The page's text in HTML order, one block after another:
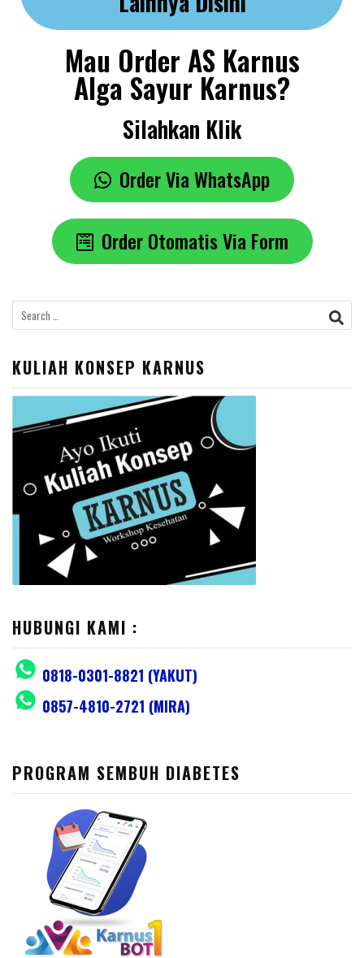
Mau Order AS Karnus
Alga Sayur Karnus?
Silahkan Klik
Order Via WhatsApp
Order Otomatis Via Form
KULIAH KONSEP KARNUS
HUBUNGI KAMI :
0818-0301-8821 (YAKUT)
0857-4810-2721 (MIRA)
PROGRAM SEMBUH DIABETES